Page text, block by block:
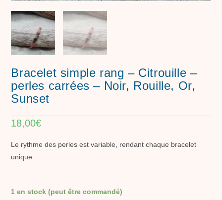
Bracelet simple rang – Citrouille –
perles carrées – Noir, Rouille, Or,
Sunset
18,00€
Le rythme des perles est variable, rendant chaque bracelet
unique.
1 en stock (peut être commandé)